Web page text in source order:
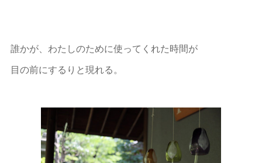
誰かが、わたしのために使ってくれた時間が
目の前にするりと現れる。